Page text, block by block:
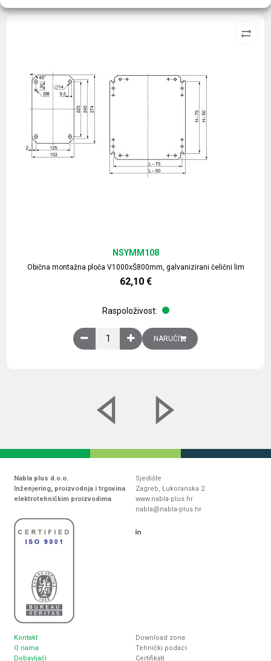
Obična montažna ploča V1000xŠ800mm, galvanizirani čelični lim
NSYMM108
62,10 €
Raspoloživost:
Obična montažna ploča V1000xŠ800mm,
NARUČI
Nabla plus d.o.o.
Inženjering, proizvodnja i trgovina
elektrotehničkim proizvodima
Sjedište
Zagreb, Lukoranska 2
www.nabla-plus.hr
nabla@nabla-plus.hr
Kontakt
O nama
Dobavljači
Download zona
Tehnički podaci
Certifikati